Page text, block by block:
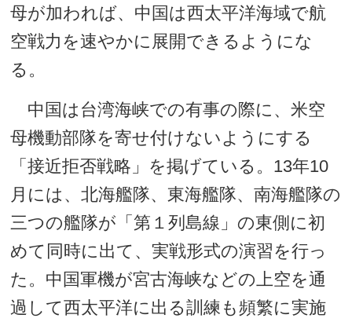
母が加われば、中国は西太平洋海域で航
空戦力を速やかに展開できるようにな
る。
中国は台湾海峡での有事の際に、米空
母機動部隊を寄せ付けないようにする
「接近拒否戦略」を掲げている。13年10
月には、北海艦隊、東海艦隊、南海艦隊の
三つの艦隊が「第１列島線」の東側に初
めて同時に出て、実戦形式の演習を行っ
た。中国軍機が宮古海峡などの上空を通
過して西太平洋に出る訓練も頻繁に実施